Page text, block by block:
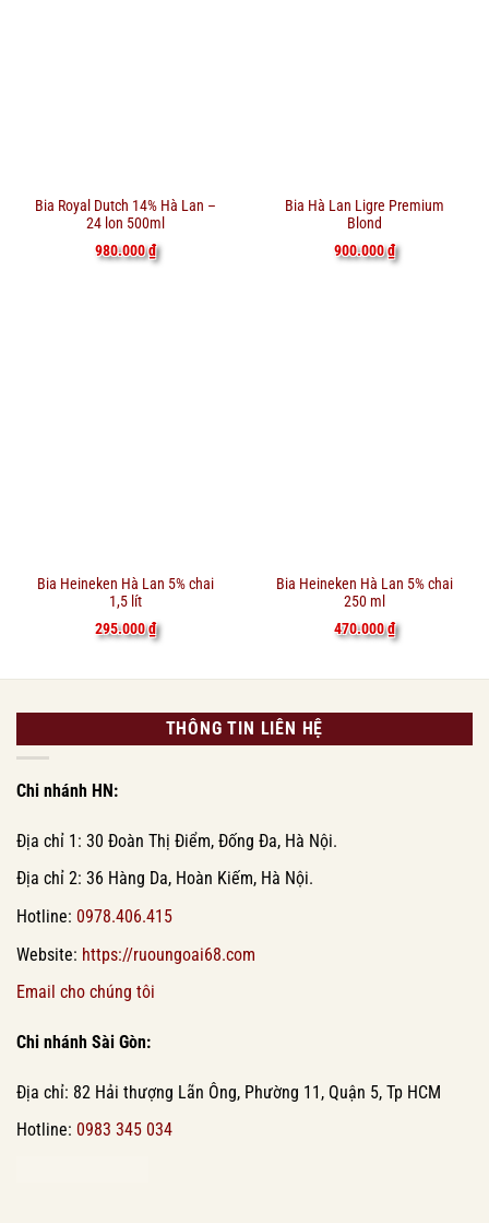
Bia Royal Dutch 14% Hà Lan –
24 lon 500ml
980.000₫
Bia Hà Lan Ligre Premium
Blond
900.000₫
Bia Heineken Hà Lan 5% chai
1,5 lít
295.000₫
Bia Heineken Hà Lan 5% chai
250 ml
470.000₫
THÔNG TIN LIÊN HỆ
Chi nhánh HN:
Địa chỉ 1: 30 Đoàn Thị Điểm, Đống Đa, Hà Nội.
Địa chỉ 2: 36 Hàng Da, Hoàn Kiếm, Hà Nội.
Hotline: 0978.406.415
Website: https://ruoungoai68.com
Email cho chúng tôi
Chi nhánh Sài Gòn:
Địa chỉ: 82 Hải thượng Lãn Ông, Phường 11, Quận 5, Tp HCM
Hotline: 0983 345 034